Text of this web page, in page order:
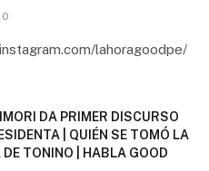
0
lahoragoodpe/
DA PRIMER DISCURSO
| QUIÉN SE TOMÓ LA
TONINO | HABLA GOOD